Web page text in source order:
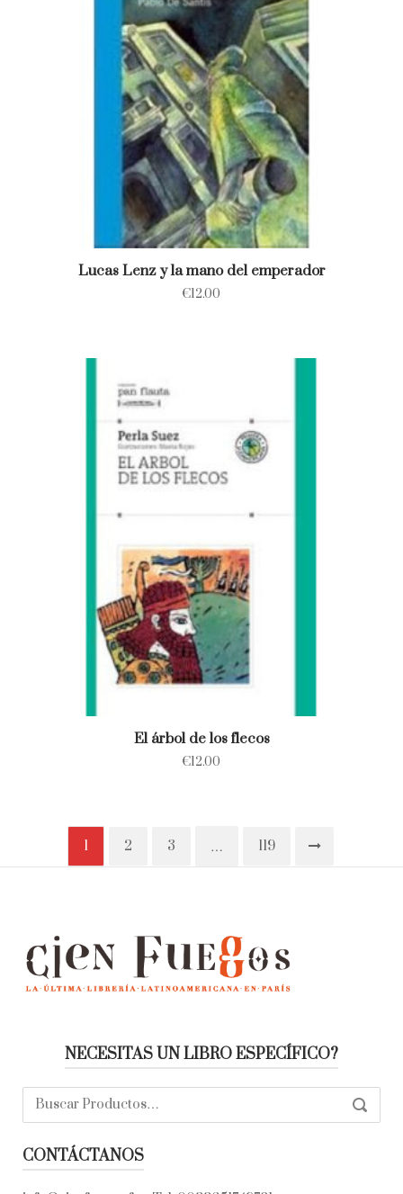
Lucas Lenz y la mano del emperador
€12.00
El árbol de los flecos
€12.00
1 2 3 … 119
NECESITAS UN LIBRO ESPECÍFICO?
Buscar:
CONTÁCTANOS